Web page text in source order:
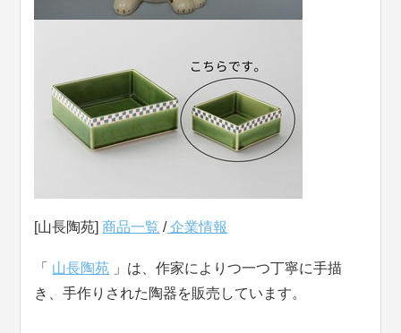
[山長陶苑]商品一覧 /企業情報
「 山長陶苑 」は、作家によりつ一つ丁寧に手描
き、手作りされた陶器を販売しています。